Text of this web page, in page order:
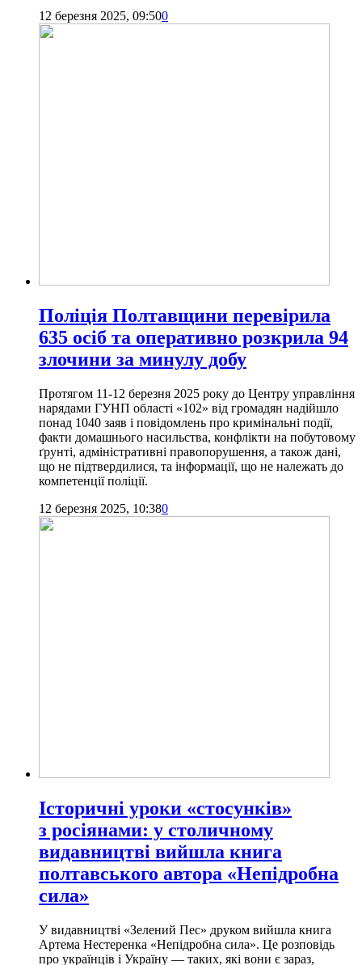
12 березня 2025, 09:500
Поліція Полтавщини перевірила
635 осіб та оперативно розкрила 94
злочини за минулу добу
Протягом 11-12 березня 2025 року до Центру управління
нарядами ГУНП області «102» від громадян надійшло
понад 1040 заяв і повідомлень про кримінальні події,
факти домашнього насильства, конфлікти на побутовому
ґрунті, адміністративні правопорушення, а також дані,
що не підтвердилися, та інформації, що не належать до
компетенції поліції.
12 березня 2025, 10:380
Історичні уроки «стосунків»
з росіянами: у столичному
видавництві вийшла книга
полтавського автора «Непідробна
сила»
У видавництві «Зелений Пес» друком вийшла книга
Артема Нестеренка «Непідробна сила». Це розповідь
про українців і Україну — таких, які вони є зараз,